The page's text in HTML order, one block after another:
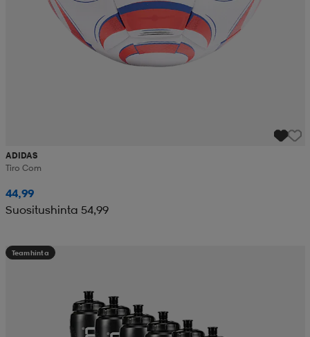
ADIDAS
Tiro Com
44,99
Suositushinta 54,99
Teamhinta